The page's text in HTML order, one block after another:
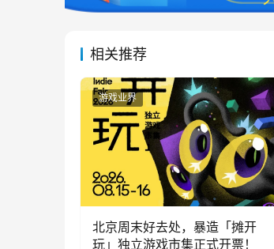
相关推荐
游戏业界
北京周末好去处，暴造「摊开
玩」独立游戏市集正式开票！